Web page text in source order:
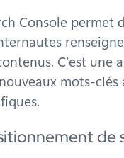
Console permet
C’est une
mots-clés
de